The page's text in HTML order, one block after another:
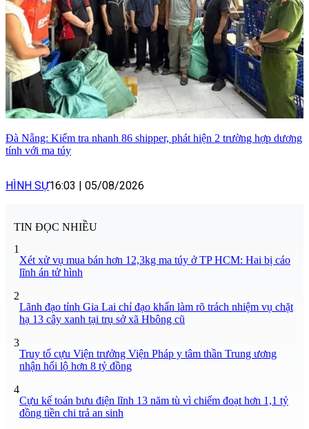
Đà Nẵng: Kiểm tra nhanh 86 shipper, phát hiện 2 trường hợp dương
tính với ma túy
HÌNH SỰ16:03 | 05/08/2026
TIN ĐỌC NHIỀU
1
Xét xử vụ mua bán hơn 12,3kg ma túy ở TP HCM: Hai bị cáo
lĩnh án tử hình
2
Lãnh đạo tỉnh Gia Lai chỉ đạo khẩn làm rõ trách nhiệm vụ chặt
hạ 13 cây xanh tại trụ sở xã Hbông cũ
3
Truy tố cựu Viện trưởng Viện Pháp y tâm thần Trung ương
nhận hối lộ hơn 8 tỷ đồng
4
Cựu kế toán bưu điện lĩnh 13 năm tù vì chiếm đoạt hơn 1,1 tỷ
đồng tiền chi trả an sinh